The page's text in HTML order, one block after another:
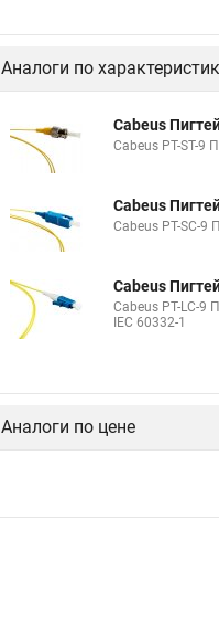
Аналоги по
Cabeus
Cabeus PT-ST-9
Cabeus
Cabeus PT-SC-9
Cabeus
Cabeus PT-LC-9
IEC 60332-1
Аналоги по цене